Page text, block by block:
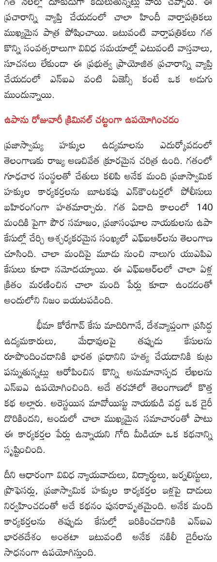
ప్రచారాన్ని వ్యాప్తి చేయడంలో చాలా హిందీ వార్తాపత్రికలు
ముఖ్యమైన పాత్ర పోషించాయి. ఇటువంటి వార్తాపత్రికలు గత
కొన్ని సంవత్సరాలుగా వివిధ సమయాల్లో ఎటువంటి వాస్తవాలు,
సూచనలు లేకుండా ఈ ప్రభుత్వ ప్రాయోజిత ప్రచారాన్ని వ్యాప్తి
చేయడంలో ఎన్‌ఐఎ వంటి ఏజెన్సీ కంటే ఒక అడుగు
ముందున్నాయి.
ఉపానురోజువారీ క్రిమినల్ చట్టంగా ఉపయోగించడం
ప్రజాస్వామ్య హక్కుల ఉద్యమాలను ఎదుర్కోవడంలో
తెలంగాణకు రాజ్య అణచివేత క్రూరమైన చరిత్ర ఉంది. గతంలో
గూఢచార సంస్థలతో చేతులు కలిపి అనేక మంది ప్రజాస్వామిక
హక్కుల కార్యకర్తలను బూటకపు ఎన్‌కౌంటర్లలో పోలీసులు
బహిరంగంగా హతమార్చారు. గత ఏడాది కాలంలో 140
మందికి పైగా పౌర సమాజం, ప్రజాసంఘాల నాయకులను ఉపా
కేసుల్లో చేర్చి ఆశ్చర్యకరమైన సంఖ్యలో ఎఫ్‌ఐఆర్‌లను తెలంగాణ
చూసింది. చాలా మందిపై మూడు నుంచి నాలుగు యుఎపిఎ
కేసులు కూడా నమోదయ్యాయి. ఈ ఎఫ్‌ఐఆర్‌లలో చాలా ఏళ్ల
క్రితం మరణించిన చాలా మంది పేర్లు కూడా ఉండడంతో
అందులోని నిజం బయటపడింది.
భీమా కోరేగావ్ కేసు మాదిరిగానే, దేశవ్యాప్తంగా ప్రసిద్ధ
ఉద్యమకారులు, మేధావులపై తప్పుడు కేసులను
రూపొందించడానికి భారత ప్రధానిని హత్య చేయడానికి కుట్ర
పన్నుతున్నట్లు ఆరోపించిన కొన్ని అనుమానాస్పద లేఖలను
ఎన్‌ఐఎ ఉపయోగించింది. అదే తరహాలో తెలంగాణలో కొత్త
కథ అల్లారు. అరెస్టయిన మావోయిస్టు నాయకుడి వద్ద ఒక డైరీ
దొరికిందని, అందులో చాలా ముఖ్యమైన సమాచారంతో పాటు
ఈ కార్యకర్తల పేర్లు ఉన్నాయని గోది మీడియా ఒక కథనాన్ని
సృష్టించింది.
దీని ఆధారంగా వివిధ న్యాయవాదులు, విద్యార్థులు, జర్నలిస్టులు,
ప్రొఫెసర్లు, ప్రజాస్వామిక హక్కుల కార్యకర్తల ఇళ్లపై దాడులు
నిర్వహించడంతో అదే కథనం పునరావృతమైంది. అనేక మంది
కార్యకర్తలను తప్పుడు కేసుల్లో ఇరికించడానికి ఎన్‌ఐఎ
భారతదేశం అంతటా ఇటువంటి అనేక నకిలీ డైరీలను
సాధనంగా ఉపయోగిస్తుంది.